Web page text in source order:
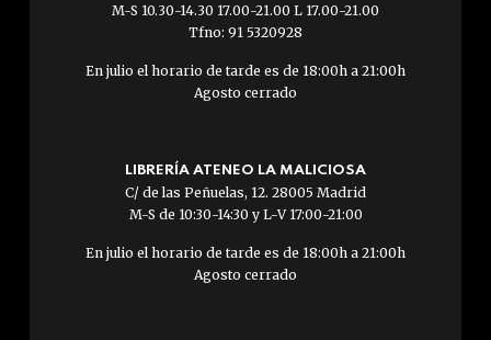
M-S 10.30-14.30 17.00-21.00 L 17.00-21.00
Tfno: 91 5320928
En julio el horario de tarde es de 18:00h a 21:00h
Agosto cerrado
LIBRERÍA ATENEO LA MALICIOSA
C/ de las Peñuelas, 12. 28005 Madrid
M-S de 10:30-14:30 y L-V 17:00-21:00
En julio el horario de tarde es de 18:00h a 21:00h
Agosto cerrado